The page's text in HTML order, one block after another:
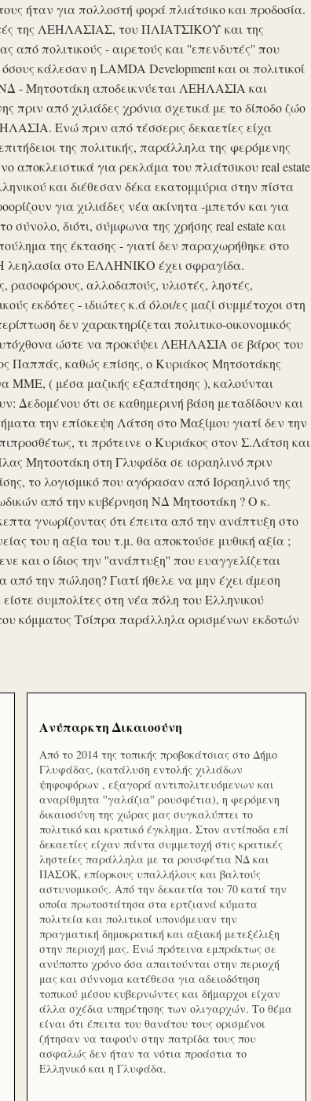
ήταν για πολλοστή φορά πλιάτσικο και προδοσία.
της ΛΕΗΛΑΣΙΑΣ, του ΠΛΙΑΤΣΙΚΟΥ και της
πολιτικούς - αιρετούς και ''επενδυτές'' που
κάλεσαν η LAMDA Development και οι πολιτικοί
- Μητσοτάκη αποδεικνύεται ΛΕΗΛΑΣΙΑ και
πριν από χιλιάδες χρόνια σχετικά με το δίποδο ζώο
Ενώ πριν από τέσσερις δεκαετίες είχα
της πολιτικής, παράλληλα της φερόμενης
αποκλειστικά για ρεκλάμα του πλιάτσικου real estate
και διέθεσαν δέκα εκατομμύρια στην πίστα
για χιλιάδες νέα ακίνητα -μπετόν και για
διότι, σύμφωνα της χρήσης real estate και
της έκτασης - γιατί δεν παραχωρήθηκε στο
λεηλασία στο ΕΛΛΗΝΙΚΟ έχει σφραγίδα.
ρασοφόρους, αλλοδαπούς, υλιστές, ληστές,
εκδότες - ιδιώτες κ.ά όλοι/ες μαζί συμμέτοχοι στη
δεν χαρακτηρίζεται πολιτικο-οικονομικός
ώστε να προκύψει ΛΕΗΛΑΣΙΑ σε βάρος του
Παππάς, καθώς επίσης, ο Κυριάκος Μητσοτάκης
ΜΜΕ, ( μέσα μαζικής εξαπάτησης ), καλούνται
ότι σε καθημερινή βάση μεταδίδουν και
την επίσκεψη Λάτση στο Μαξίμου γιατί δεν την
τι πρότεινε ο Κυριάκος στον Σ.Λάτση και
Μητσοτάκη στη Γλυφάδα σε ισραηλινό πριν
το λογισμικό που αγόρασαν από Ισραηλινό της
από την κυβέρνηση ΝΔ Μητσοτάκη ? Ο κ.
γνωρίζοντας ότι έπειτα από την ανάπτυξη στο
του η αξία του τ.μ. θα αποκτούσε μυθική αξία ;
και ο ίδιος την ''ανάπτυξη'' που ευαγγελίζεται
την πώληση? Γιατί ήθελε να μην έχει άμεση
συμπολίτες στη νέα πόλη του Ελληνικού
κόμματος Τσίπρα παράλληλα ορισμένων εκδοτών
Ανύπαρκτη Δικαιοσύνη
Από το 2014 της τοπικής προβοκάτσιας στο Δήμο
Γλυφάδας, (κατάλυση εντολής χιλιάδων
ψηφοφόρων , εξαγορά αντιπολιτευόμενων και
αναρίθμητα ''γαλάζια'' ρουσφέτια), η φερόμενη
δικαιοσύνη της χώρας μας συγκαλύπτει το
πολιτικό και κρατικό έγκλημα. Στον αντίποδα επί
δεκαετίες είχαν πάντα συμμετοχή στις κρατικές
ληστείες παράλληλα με τα ρουσφέτια ΝΔ και
ΠΑΣΟΚ, επίορκους υπαλλήλους και βαλτούς
αστυνομικούς. Από την δεκαετία του 70 κατά την
οποία πρωτοστάτησα στα ερτζιανά κύματα
πολιτεία και πολιτικοί υπονόμευαν την
πραγματική δημοκρατική και αξιακή μετεξέλιξη
στην περιοχή μας. Ενώ πρότεινα εμπράκτως σε
ανύποπτο χρόνο όσα απαιτούνται στην περιοχή
μας και σύννομα κατέθεσα για αδειοδότηση
τοπικού μέσου κυβερνώντες και δήμαρχοι είχαν
άλλα σχέδια υπηρέτησης των ολιγαρχών. Το θέμα
είναι ότι έπειτα του θανάτου τους ορισμένοι
ζήτησαν να ταφούν στην πατρίδα τους που
ασφαλώς δεν ήταν τα νότια προάστια το
Ελληνικό και η Γλυφάδα.